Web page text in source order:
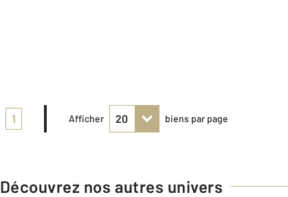
1 Afficher biens par page
Découvrez nos autres univers